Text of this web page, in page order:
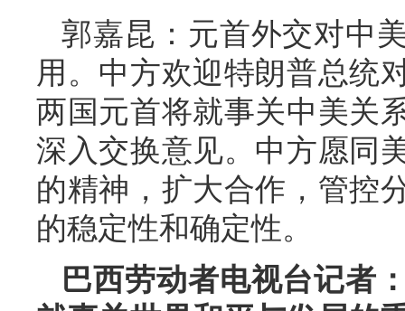
郭嘉昆：元首外交对中
用。中方欢迎特朗普总统
两国元首将就事关中美关
深入交换意见。中方愿同
的精神，扩大合作，管控
的稳定性和确定性。
巴西劳动者电视台记者